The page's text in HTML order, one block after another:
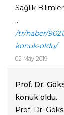
Sağlık
...
/tr/haber/
konuk-oldu/
02 May 2019
Prof. Dr.
konuk oldu.
Prof. Dr.